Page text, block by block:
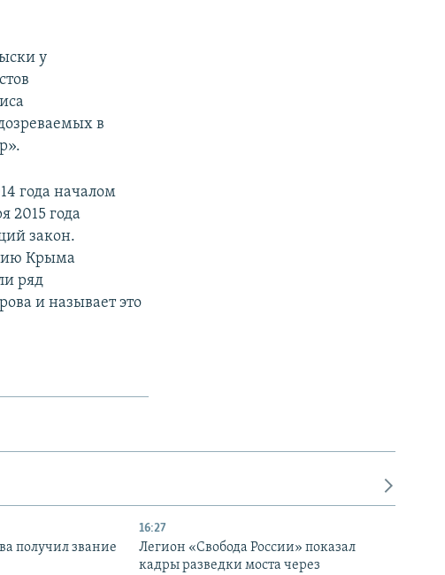
у
в
года началом
2015 года
закон.
Крыма
ряд
и называет это
получил звание
16:27
Легион «Свобода России» показал
кадры разведки моста через